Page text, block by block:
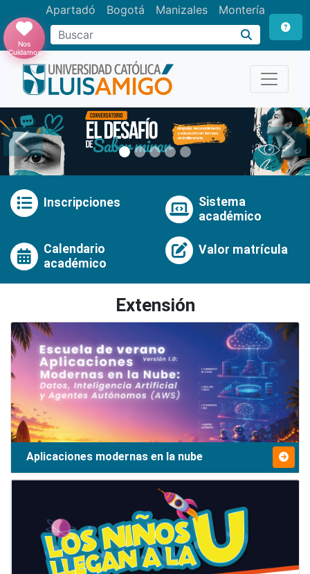
Apartadó Bogotá Manizales Montería
Buscar
Nos
Cuidamos
Anterior
Inscripciones
Sistema
académico
Calendario
académico
Valor matrícula
Extensión
Aplicaciones modernas en la nube